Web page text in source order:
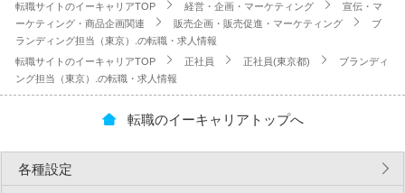
転職サイトのイーキャリアTOP 経営・企画・マーケティング
宣伝・マ
ーケティング・商品企画関連
販売企画・販売促進・マーケティング
ブ
ランディング担当（東京）.の転職・求人情報
転職サイトのイーキャリアTOP
正社員 正社員(東京都)
ブランディ
ング担当（東京）.の転職・求人情報
転職のイーキャリアトップへ
各種設定